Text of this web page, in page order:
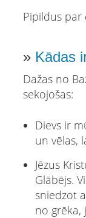
Pipildus par
» Kādas
Dažas no
sekojošas:
Dievs ir
un vēlas,
Jēzus
Glābējs.
sniedzot
no grēka,